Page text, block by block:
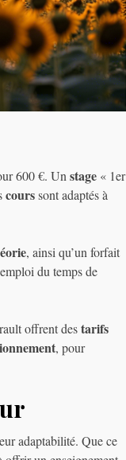
600 €. Un stage « 1er
courssont adaptés à
, ainsi qu’un forfait
du temps de
offrent destarifs
, pour
adaptabilité. Que ce